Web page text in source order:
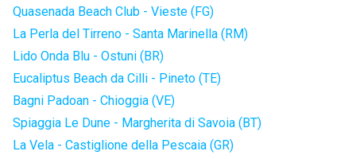
Quasenada Beach Club - Vieste (FG)
La Perla del Tirreno - Santa Marinella (RM)
Lido Onda Blu - Ostuni (BR)
Eucaliptus Beach da Cilli - Pineto (TE)
Bagni Padoan - Chioggia (VE)
Spiaggia Le Dune - Margherita di Savoia (BT)
La Vela - Castiglione della Pescaia (GR)